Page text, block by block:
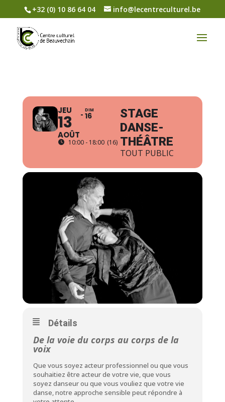
+32 (0) 10 86 64 04 info@lecentreculturel.be
JEU
13
AOÛT
DIM
16
10:00 - 18:00 (16)
STAGE
DANSE-
THÉÂTRE
TOUT PUBLIC
Détails
De la voie du corps au corps de la
voix
Que vous soyez acteur professionnel ou que vous
souhaitiez être acteur de votre vie, que vous
soyez danseur ou que vous vouliez que votre vie
danse, notre approche sensible peut répondre à